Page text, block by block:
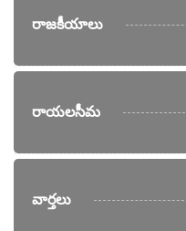
రాజకీయాలు
రాయలసీమ
వార్తలు